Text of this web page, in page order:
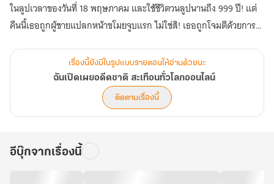
ในลูปเวลาของวันที่ 18 พฤษภาคม และใช้ชีวิตวนลูปนานถึง 999 ปี! แต่
คืนนี้เธอถูกผู้ชายแปลกหน้าขโมยจูบแรก ไม่ใช่สิ! เธอถูกโจมตีด้วยการ
เรื่องนี้ยังมีในรูปแบบรายตอนให้อ่านด้วยนะ
ฉันเปิดเผยอดีตชาติ สะเทือนทั่วโลกออนไลน์
ติดตามเรื่องนี้
อีบุ๊กจากเรื่องนี้